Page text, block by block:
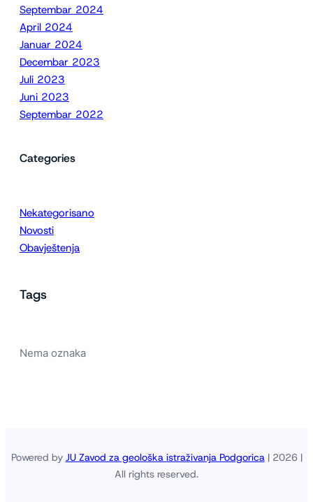
Septembar 2024
April 2024
Januar 2024
Decembar 2023
Juli 2023
Juni 2023
Septembar 2022
Categories
Nekategorisano
Novosti
Obavještenja
Tags
Nema oznaka
Powered by JU Zavod za geološka istraživanja Podgorica| 2026 |
All rights reserved.